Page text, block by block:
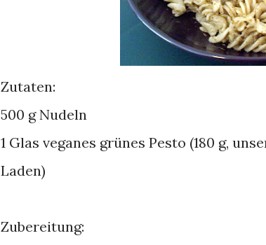
Zutaten:
500 g Nudeln
1 Glas veganes grünes Pesto (180 g,
Laden)
Zubereitung: